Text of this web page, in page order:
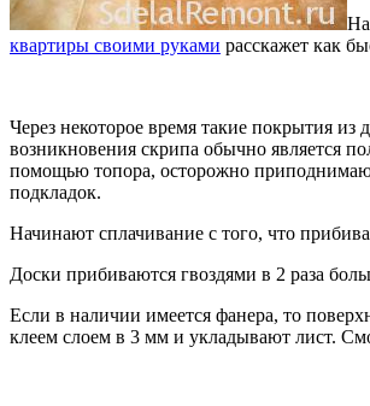
квартиры своими руками расскажет как
Через некоторое время такие покрытия
возникновения скрипа обычно является
помощью топора, осторожно
подкладок.
Начинают сплачивание с того, что
Доски прибиваются гвоздями в 2 раза
Если в наличии имеется фанера, то
клеем слоем в 3 мм и укладывают лист.